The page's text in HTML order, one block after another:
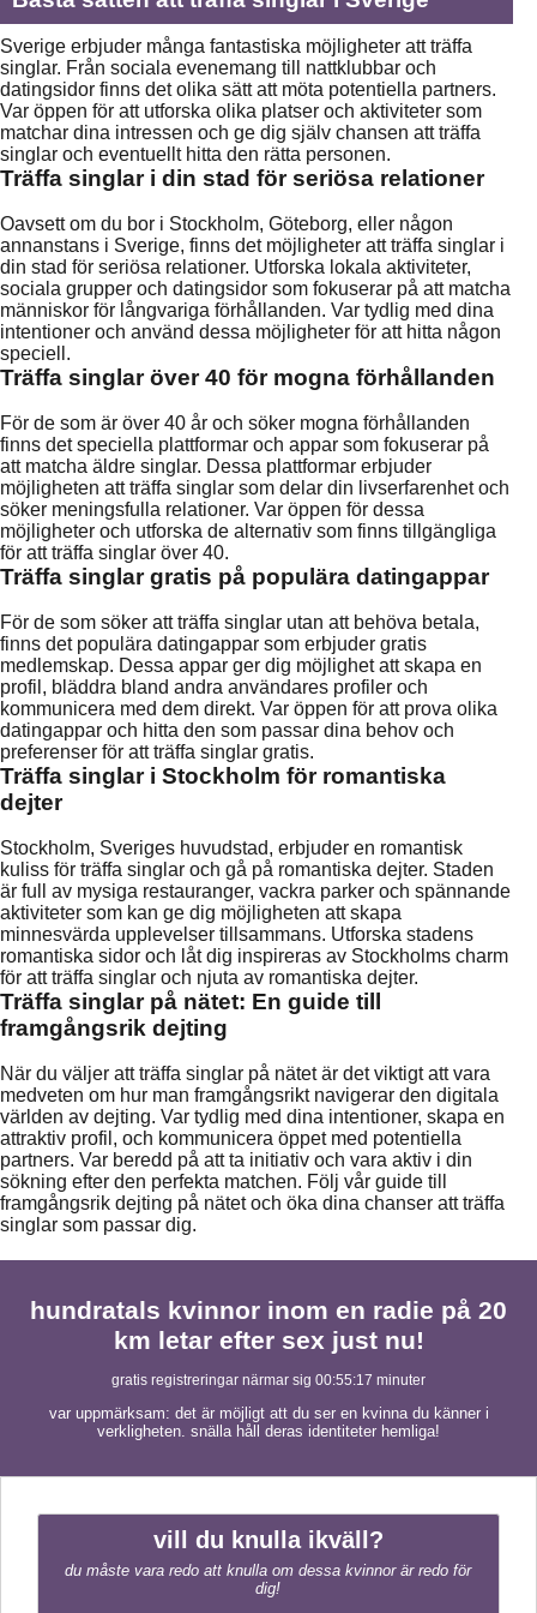
Sverige erbjuder många fantastiska möjligheter att träffa
singlar. Från sociala evenemang till nattklubbar och
datingsidor finns det olika sätt att möta potentiella partners.
Var öppen för att utforska olika platser och aktiviteter som
matchar dina intressen och ge dig själv chansen att träffa
singlar och eventuellt hitta den rätta personen.
Träffa singlar i din stad för seriösa relationer
Oavsett om du bor i Stockholm, Göteborg, eller någon
annanstans i Sverige, finns det möjligheter att träffa singlar i
din stad för seriösa relationer. Utforska lokala aktiviteter,
sociala grupper och datingsidor som fokuserar på att matcha
människor för långvariga förhållanden. Var tydlig med dina
intentioner och använd dessa möjligheter för att hitta någon
speciell.
Träffa singlar över 40 för mogna förhållanden
För de som är över 40 år och söker mogna förhållanden
finns det speciella plattformar och appar som fokuserar på
att matcha äldre singlar. Dessa plattformar erbjuder
möjligheten att träffa singlar som delar din livserfarenhet och
söker meningsfulla relationer. Var öppen för dessa
möjligheter och utforska de alternativ som finns tillgängliga
för att träffa singlar över 40.
Träffa singlar gratis på populära datingappar
För de som söker att träffa singlar utan att behöva betala,
finns det populära datingappar som erbjuder gratis
medlemskap. Dessa appar ger dig möjlighet att skapa en
profil, bläddra bland andra användares profiler och
kommunicera med dem direkt. Var öppen för att prova olika
datingappar och hitta den som passar dina behov och
preferenser för att träffa singlar gratis.
Träffa singlar i Stockholm för romantiska
dejter
Stockholm, Sveriges huvudstad, erbjuder en romantisk
kuliss för träffa singlar och gå på romantiska dejter. Staden
är full av mysiga restauranger, vackra parker och spännande
aktiviteter som kan ge dig möjligheten att skapa
minnesvärda upplevelser tillsammans. Utforska stadens
romantiska sidor och låt dig inspireras av Stockholms charm
för att träffa singlar och njuta av romantiska dejter.
Träffa singlar på nätet: En guide till
framgångsrik dejting
När du väljer att träffa singlar på nätet är det viktigt att vara
medveten om hur man framgångsrikt navigerar den digitala
världen av dejting. Var tydlig med dina intentioner, skapa en
attraktiv profil, och kommunicera öppet med potentiella
partners. Var beredd på att ta initiativ och vara aktiv i din
sökning efter den perfekta matchen. Följ vår guide till
framgångsrik dejting på nätet och öka dina chanser att träffa
singlar som passar dig.
hundratals kvinnor inom en radie på 20
km letar efter sex just nu!
gratis registreringar närmar sig 00:55:16 minuter
var uppmärksam: det är möjligt att du ser en kvinna du känner i
verkligheten. snälla håll deras identiteter hemliga!
vill du knulla ikväll?
du måste vara redo att knulla om dessa kvinnor är redo för
dig!